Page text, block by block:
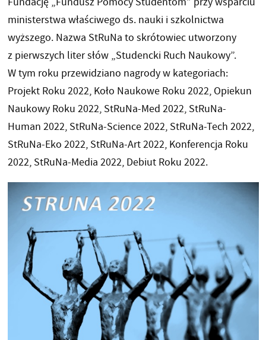
ministerstwa właściwego ds. nauki i szkolnictwa
wyższego. Nazwa StRuNa to skrótowiec utworzony
z pierwszych liter słów „Studencki Ruch Naukowy”.
W tym roku przewidziano nagrody w kategoriach:
Projekt Roku 2022, Koło Naukowe Roku 2022, Opiekun
Naukowy Roku 2022, StRuNa-Med 2022, StRuNa-
Human 2022, StRuNa-Science 2022, StRuNa-Tech 2022,
StRuNa-Eko 2022, StRuNa-Art 2022, Konferencja Roku
2022, StRuNa-Media 2022, Debiut Roku 2022.